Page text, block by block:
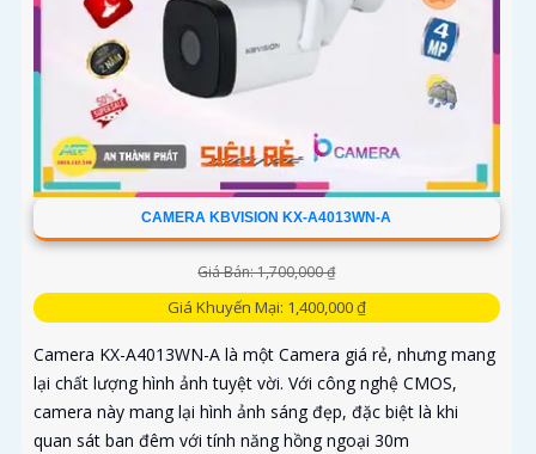
CAMERA KBVISION KX-A4013WN-A
Giá Bán: 1,700,000 ₫
Giá Khuyến Mại: 1,400,000 ₫
Camera KX-A4013WN-A là một Camera giá rẻ, nhưng mang
lại chất lượng hình ảnh tuyệt vời. Với công nghệ CMOS,
camera này mang lại hình ảnh sáng đẹp, đặc biệt là khi
quan sát ban đêm với tính năng hồng ngoại 30m